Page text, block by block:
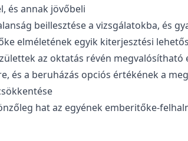
és annak jövőbeli
beillesztése a vizsgálatokba, és
elméletének egyik kiterjesztési
az oktatás révén
és a beruházás opciós értékének a
hat az egyének emberitőke-